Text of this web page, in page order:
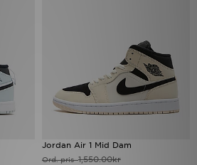
Jordan Air 1 Mid Dam
Ord. pris1,550.00kr